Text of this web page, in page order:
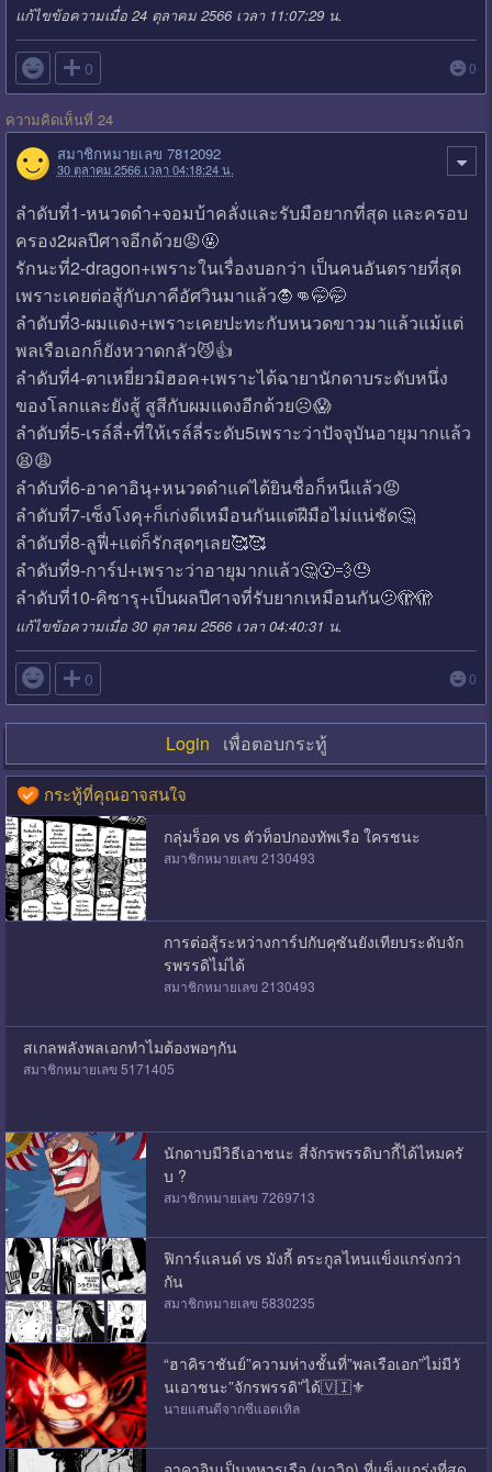
แก้ไขข้อความเมื่อ 24 ตุลาคม 2566 เวลา 11:07:29 น.
 0 0
ความคิดเห็นที่ 24
สมาชิกหมายเลข 7812092
30 ตุลาคม 2566 เวลา 04:18:24 น.
ลำดับที่1-หนวดดำ+จอมบ้าคลั่งและรับมือยากที่สุด และครอบ
ครอง2ผลปีศาจอีกด้วย😡🤬
รักนะที่2-dragon+เพราะในเรื่องบอกว่า เป็นคนอันตรายที่สุด
เพราะเคยต่อสู้กับภาคีอัศวินมาแล้ว🧛👊🤭🤭
ลำดับที่3-ผมแดง+เพราะเคยปะทะกับหนวดขาวมาแล้วแม้แต่
พลเรือเอกก็ยังหวาดกลัว😼👍
ลำดับที่4-ตาเหยี่ยวมิฮอค+เพราะได้ฉายานักดาบระดับหนึ่ง
ของโลกและยังสู้ สูสีกับผมแดงอีกด้วย☹️😱
ลำดับที่5-เรล์ลี่+ที่ให้เรล์ลี่ระดับ5เพราะว่าปัจจุบันอายุมากแล้ว
😫😩
ลำดับที่6-อาคาอินุ+หนวดดำแค่ได้ยินชื่อก็หนีแล้ว😡
ลำดับที่7-เซ็งโงคุ+ก็เก่งดีเหมือนกันแต่ฝีมือไม่แน่ชัด🤔
ลำดับที่8-ลูฟี่+แต่ก็รักสุดๆเลย🥰🥰
ลำดับที่9-การ์ป+เพราะว่าอายุมากแล้ว🤔😮‍💨😓
ลำดับที่10-คิซารุ+เป็นผลปีศาจที่รับยากเหมือนกัน🫤🫣🫣
แก้ไขข้อความเมื่อ 30 ตุลาคม 2566 เวลา 04:40:31 น.
 0 0
Login เพื่อตอบกระทู้
กระทู้ที่คุณอาจสนใจ
กลุ่มร็อค vs ตัวท็อปกองทัพเรือ ใครชนะ
สมาชิกหมายเลข 2130493
การต่อสู้ระหว่างการ์ปกับคุซันยังเทียบระดับจัก
รพรรดิไม่ได้
สมาชิกหมายเลข 2130493
สเกลพลังพลเอกทำไมต้องพอๆกัน
สมาชิกหมายเลข 5171405
นักดาบมีวิธีเอาชนะ สี่จักรพรรดิบากี้ได้ไหมครั
บ ?
สมาชิกหมายเลข 7269713
ฟิการ์แลนด์ vs มังกี้ ตระกูลไหนแข็งแกร่งกว่า
กัน
สมาชิกหมายเลข 5830235
“ฮาคิราชันย์”ความห่างชั้นที่”พลเรือเอก”ไม่มีวั
นเอาชนะ”จักรพรรดิ”ได้🇻🇮⚜️
นายแสนดีจากซีแอตเทิล